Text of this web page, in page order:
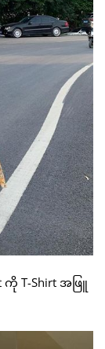
ကို T-Shirt အဖြူ